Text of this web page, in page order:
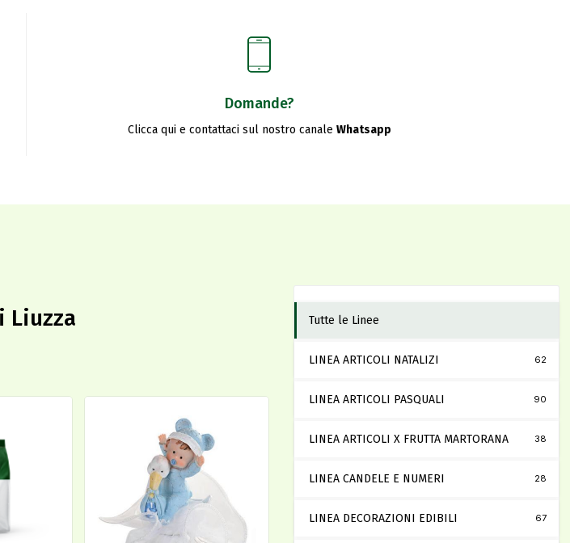
Domande?
Clicca qui e contattaci sul nostro canale Whatsapp
Liuzza Tutte le Linee
LINEA ARTICOLI NATALIZI 62
LINEA ARTICOLI PASQUALI 90
LINEA ARTICOLI X FRUTTA MARTORANA 38
LINEA CANDELE E NUMERI 28
LINEA DECORAZIONI EDIBILI 67